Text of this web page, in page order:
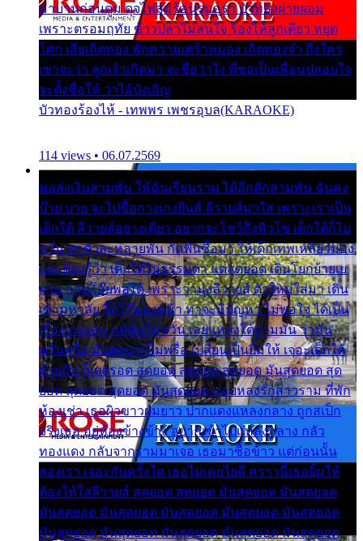
มาบานก่อนตูม ดุจไฟสุมร้อนรุมอุรา บัวทองผ่ายผอม
เพราะตรอมฤทัย ข้าวปลาไม่สนใจ ร้องไห้ลูกเดียว หยุด
โศก เสียเถิดทอง พักความเศร้าหมอง เถิดทองจ๋า ถึงใคร
เขาจะว่า ลูกเจ้าเกิดมา จะชื่อว่าไง พี่ขอเป็นเพื่อนปลอบใจ
จะตั้งชื่อให้ ว่าไอ้บังเอิญ
บัวทองร้องไห้ - เทพพร เพชรอุบล(KARAOKE)
114 views • 06.07.2569
พ่อส่งเงินสามพัน ให้ฉันเรียนราม ได้อีกสักสามพัน ฉันคง
บ๊าย บาย จะไปซื้อกางเกงยีนส์ ลีวายส์มาใส่ เพราะเราเป็น
เด็กใต้ ลีวายส์อย่างเดียว อยากจะโชว์ถึงหิวโซ เด็กใต้ก็ไม่
หวั่น ตกตัวละหลายพัน กัดฟันซื้อมา ให้เด็กเทพเหลียวมอง
และต้องรู้ว่า เด็กใต้ไม่ธรรมดา แต่สุดยอด เดินโยกย้ายเย
ยวน กวนโอ๊ยพอได้ เพราะว่านุ่งลีวายส์ ตัวใหม่ใส่มา เดิน
เข้ามหาลัย จิ๊กโก๊มองหน้า ท่าจะมีปัญหา ไม่พอใจ ได้เป็น
เรื่องแน่นอน แต่ฉันไม่หวั่น เลยแหลงใต้ถามมัน ว่ามัน
พรั่นพรือ มันตอบว่าไม่พรื่อ เปลี่ยนเป็นยิ้มให้ เจอะเด็กใต้
ด้วยกัน ก็เลยรอด สุดยอด สุดยอด สุดยอด มันสุดยอด สุด
ยอด สุดยอด สุดยอด มันสุดยอด แอบหลงรักสาวราม ที่พัก
ห้องเช่า เธอผิวขาวผมยาว ปากแดงแหลงกลาง ถูกสเป็ก
จริงเธอ อยู่ห้องข้างข้าง อยากเข้าไปแหลงกลาง กลัว
ทองแดง กลับจากรามมาเจอ เธอมาซื้อข้าว แต่ก่อนนั้น
สองเรา เจอะกันครั้งใด เธอไม่เคยไยดี คราวนี้เธอยิ้มให้
ต้องให้ใส่ลีวายส์ สุดยอด สุดยอด มันสุดยอด มันสุดยอด
มันสุดยอด มันสุดยอด มันสุดยอด มันสุดยอด มันสุดยอด
มันสุดยอด มันสุดยอด มันสุดยอด มันสุดยอด มันสุดยอด